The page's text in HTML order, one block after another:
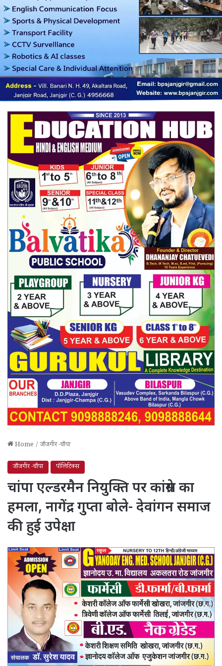
Home / जाँजगीर -चाँपा
जाँजगीर -चाँपा पॉलिटिक्स
चांपा एल्डरमैन नियुक्ति पर कांग्रेस का
हमला, नागेंद्र गुप्ता बोले- देवांगन समाज
की हुई उपेक्षा